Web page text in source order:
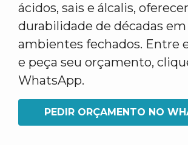
ácidos, sais e álcalis,
durabilidade de décadas em
ambientes fechados. Entre
e peça seu orçamento,
WhatsApp.
PEDIR ORÇAMENTO NO